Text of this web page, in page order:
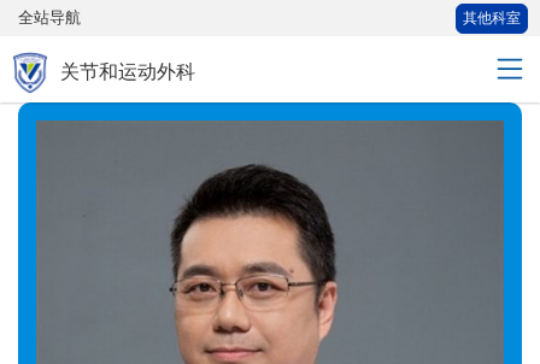
关节和运动外科
全站导航 其他科室